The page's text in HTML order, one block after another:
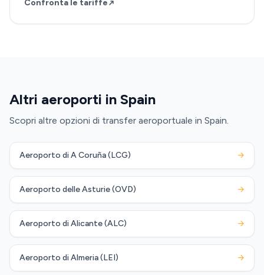
Confronta le tariffe
Altri aeroporti in Spain
Scopri altre opzioni di transfer aeroportuale in Spain.
Aeroporto di A Coruña (LCG) →
Aeroporto delle Asturie (OVD) →
Aeroporto di Alicante (ALC) →
Aeroporto di Almeria (LEI) →